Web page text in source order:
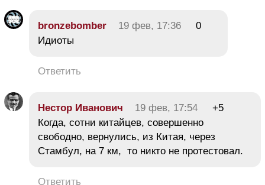
bronzebomber 19 фев, 17:36
0
Идиоты
Ответить
Нестор Иванович 19 фев, 17:54
+5
Когда, сотни китайцев, совершенно
свободно, вернулись, из Китая, через
Стамбул, на 7 км, то никто не протестовал.
Ответить